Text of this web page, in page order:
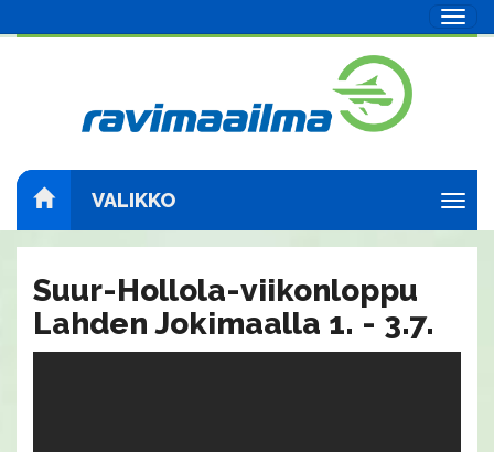
VALIKKO
Suur-Hollola-viikonloppu
Lahden Jokimaalla 1. - 3.7.